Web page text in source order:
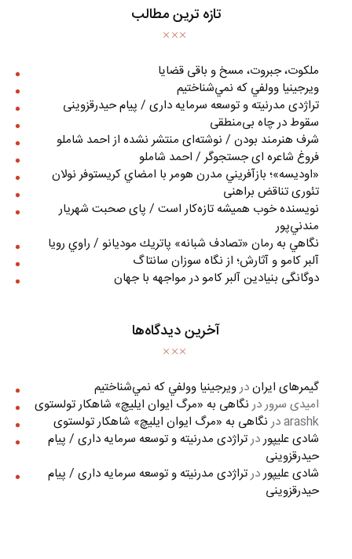
تازه ترین مطالب
ملکوت، جبروت، مسخ و باقی قضایا
ويرجينيا وولفي كه نمي‌شناختيم
تراژدی مدرنیته و توسعه سرمایه داری / پیام حیدرقزوینی
سقوط در چاه بی‌منطقی
شرف هنرمند بودن / نوشته‌ای منتشر نشده از احمد شاملو
فروغ شاعره ای جستجوگر / احمد شاملو
«اوديسه»؛ بازآفريني مدرن هومر با امضاي كريستوفر نولان
تئوری تناقض براهنی
نويسنده خوب هميشه تازه‌كار است / پای صحبت شهريار
مندني‌پور
نگاهي به رمان «تصادف شبانه» پاتريك موديانو / راوي رويا
آلبر کامو و آثارش؛ از نگاه سوزان سانتاگ
دوگانگی بنیادین آلبر کامو در مواجهه با جهان
آخرین دیدگاه‌ها
گیمرهای ایراندرويرجينيا وولفي كه نمي‌شناختيم
امیدی سروردر نگاهی به «مرگ ايوان ايليچ» شاهکار تولستوی
arashkدر نگاهی به «مرگ ايوان ايليچ» شاهکار تولستوی
شادی علیپوردرتراژدی مدرنیته و توسعه سرمایه داری / پیام
حیدرقزوینی
شادی علیپوردرتراژدی مدرنیته و توسعه سرمایه داری / پیام
حیدرقزوینی